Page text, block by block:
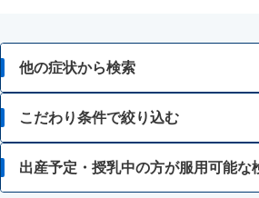
他の症状から検索
かゆみ
虫さされ
こだわり条件で絞り込む
15歳未満